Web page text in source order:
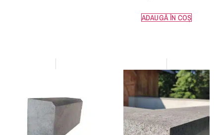
ADAUGĂ ÎN COȘ